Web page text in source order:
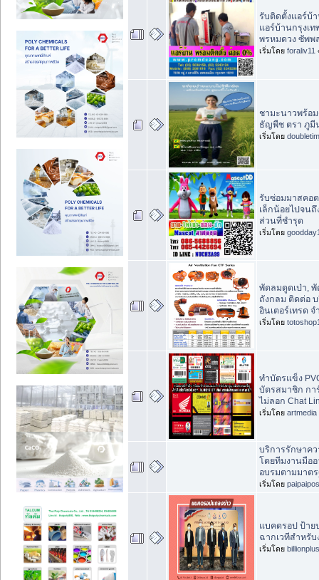
รับติดตั้งแอร์บ้
แอร์บ้านกรุงเ
พรหมดวง ซัพพ
เริ่มโดย foraliv11
ชามะนาวพร้อ
ธัญพืช ตรา ภูมี
เริ่มโดย
รับซ่อมมาสคอ
เล็กน้อยไปจน
ส่วนที่ชำรุด
เริ่มโดย
พัดลมดูดเป่า,
ถังกลม ติดต่อ บ
อินเตอร์เทรด จ
เริ่มโดย
ทำบัตรแข็ง
บัตรสมาชิก กา
ไม่ลอก Chat
เริ่มโดย artmedia
บริการรักษาค
โดยทีมงานมือ
อบรมตามมาต
เริ่มโดย
แบคดรอป ป้า
ฉากเวทีสำหรั
เริ่มโดย billionplus